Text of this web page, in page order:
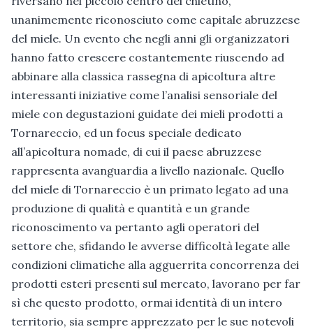
unanimemente riconosciuto come capitale abruzzese
del miele. Un evento che negli anni gli organizzatori
hanno fatto crescere costantemente riuscendo ad
abbinare alla classica rassegna di apicoltura altre
interessanti iniziative come l’analisi sensoriale del
miele con degustazioni guidate dei mieli prodotti a
Tornareccio, ed un focus speciale dedicato
all’apicoltura nomade, di cui il paese abruzzese
rappresenta avanguardia a livello nazionale. Quello
del miele di Tornareccio è un primato legato ad una
produzione di qualità e quantità e un grande
riconoscimento va pertanto agli operatori del
settore che, sfidando le avverse difficoltà legate alle
condizioni climatiche alla agguerrita concorrenza dei
prodotti esteri presenti sul mercato, lavorano per far
sì che questo prodotto, ormai identità di un intero
territorio, sia sempre apprezzato per le sue notevoli